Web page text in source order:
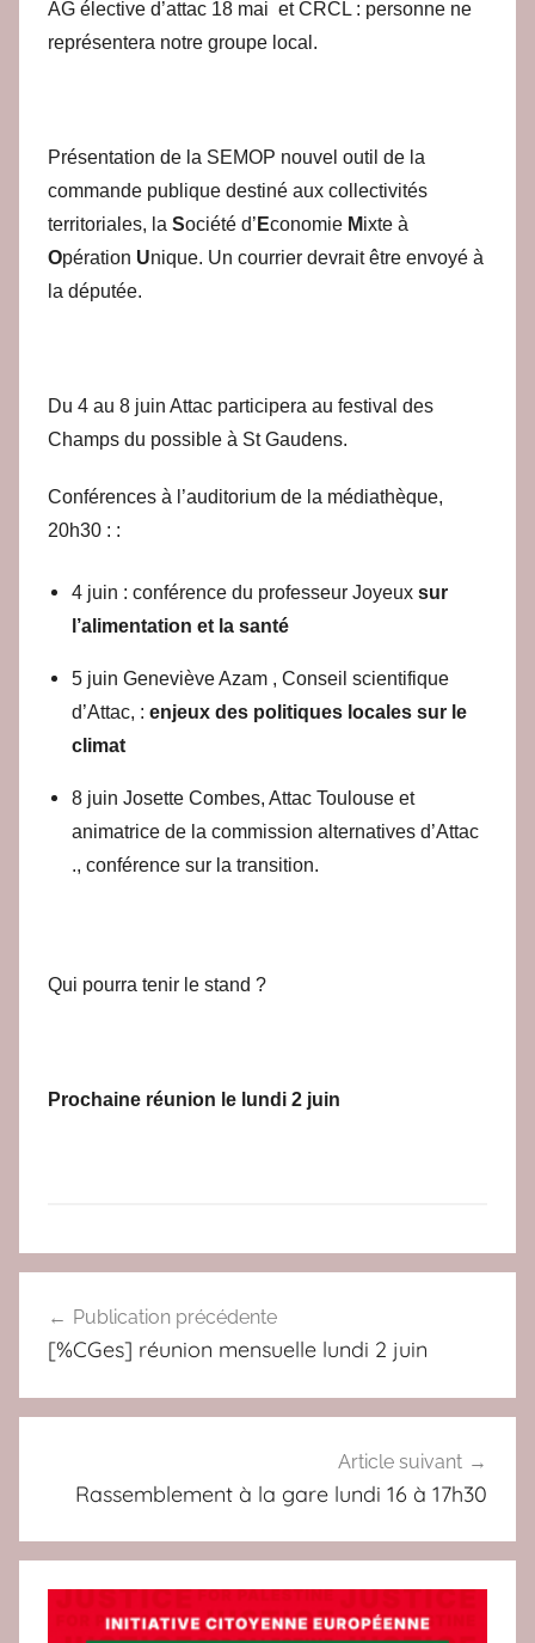
AG élective d’attac 18 mai et CRCL : personne ne
représentera notre groupe local.
Présentation de la SEMOP nouvel outil de la
commande publique destiné aux collectivités
territoriales, la Société d’ Economie Mixte à
Opération Unique. Un courrier devrait être envoyé à
la députée.
Du 4 au 8 juin Attac participera au festival des
Champs du possible à St Gaudens.
Conférences à l’auditorium de la médiathèque,
20h30 : :
4 juin : conférence du professeur Joyeux sur
l’alimentation et la santé
5 juin Geneviève Azam , Conseil scientifique
d’Attac, : enjeux des politiques locales sur le
climat
8 juin Josette Combes, Attac Toulouse et
animatrice de la commission alternatives d’Attac
., conférence sur la transition.
Qui pourra tenir le stand ?
Prochaine réunion le lundi 2 juin
A
U
,
de
Publication précédente
[%CGes] réunion mensuelle lundi 2 juin
Article suivant
Rassemblement à la gare lundi 16 à 17h30